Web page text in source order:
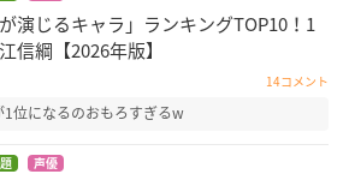
演じるキャラ」ランキングTOP10！1
信綱【2026年版】
14コメント
1位になるのおもろすぎるw
声優